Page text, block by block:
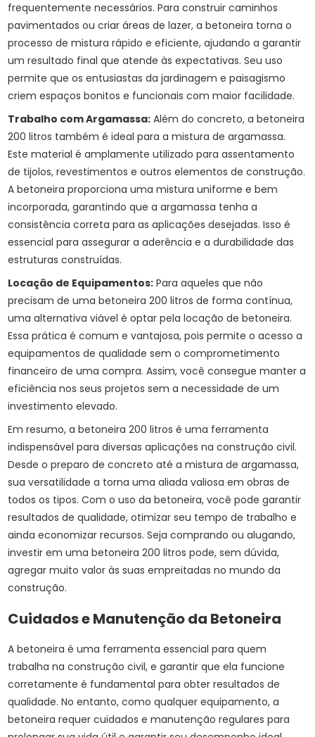
frequentemente necessários. Para construir caminhos
pavimentados ou criar áreas de lazer, a betoneira torna o
processo de mistura rápido e eficiente, ajudando a garantir
um resultado final que atende às expectativas. Seu uso
permite que os entusiastas da jardinagem e paisagismo
criem espaços bonitos e funcionais com maior facilidade.
Trabalho com Argamassa: Além do concreto, a betoneira
200 litros também é ideal para a mistura de argamassa.
Este material é amplamente utilizado para assentamento
de tijolos, revestimentos e outros elementos de construção.
A betoneira proporciona uma mistura uniforme e bem
incorporada, garantindo que a argamassa tenha a
consistência correta para as aplicações desejadas. Isso é
essencial para assegurar a aderência e a durabilidade das
estruturas construídas.
Locação de Equipamentos: Para aqueles que não
precisam de uma betoneira 200 litros de forma contínua,
uma alternativa viável é optar pelalocação de betoneira.
Essa prática é comum e vantajosa, pois permite o acesso a
equipamentos de qualidade sem o comprometimento
financeiro de uma compra. Assim, você consegue manter a
eficiência nos seus projetos sem a necessidade de um
investimento elevado.
Em resumo, a betoneira 200 litros é uma ferramenta
indispensável para diversas aplicações na construção civil.
Desde o preparo de concreto até a mistura de argamassa,
sua versatilidade a torna uma aliada valiosa em obras de
todos os tipos. Com o uso da betoneira, você pode garantir
resultados de qualidade, otimizar seu tempo de trabalho e
ainda economizar recursos. Seja comprando ou alugando,
investir em uma betoneira 200 litros pode, sem dúvida,
agregar muito valor às suas empreitadas no mundo da
construção.
Cuidados e Manutenção da Betoneira
A betoneira é uma ferramenta essencial para quem
trabalha na construção civil, e garantir que ela funcione
corretamente é fundamental para obter resultados de
qualidade. No entanto, como qualquer equipamento, a
betoneira requer cuidados e manutenção regulares para